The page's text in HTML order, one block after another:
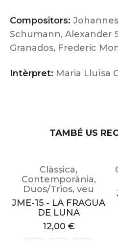
Compositors:
Schumann, Alexander
Granados, Frederic
Intèrpret: Maria Lluïsa
TAMBÉ US
Clàssica,
Contemporània,
Duos/Trios, veu
JME-15 - LA FRAGUA
DE LUNA
12,00 €